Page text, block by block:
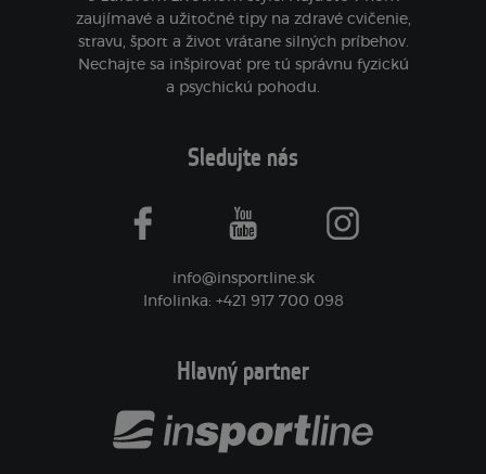
zaujímavé a užitočné tipy na zdravé cvičenie,
stravu, šport a život vrátane silných príbehov.
Nechajte sa inšpirovať pre tú správnu fyzickú
a psychickú pohodu.
Sledujte nás
facebook youtube instagram
info@insportline.sk
Infolinka: +421 917 700 098
Hlavný partner